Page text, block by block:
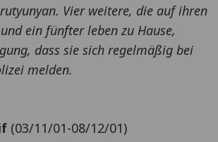
Vier weitere, die auf ihren
ein fünfter leben zu Hause,
dass sie sich regelmäßig bei
melden.
(03/11/01-08/12/01)